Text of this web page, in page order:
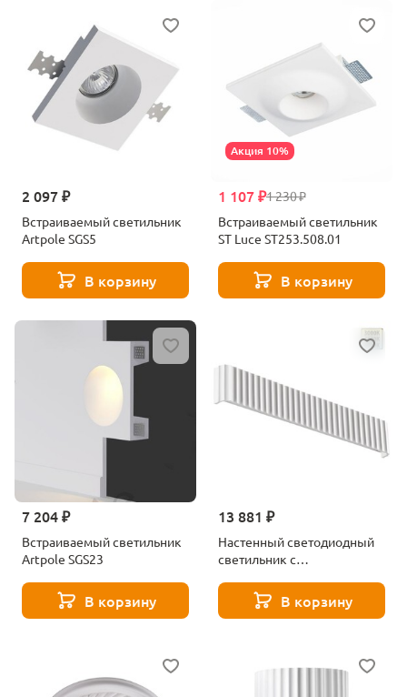
2 097 ₽
Встраиваемый светильник
Artpole SGS5
В корзину
Акция 10%
1 230 ₽
1 107 ₽
Встраиваемый светильник
ST Luce ST253.508.01
В корзину
7 204 ₽
Встраиваемый светильник
Artpole SGS23
В корзину
13 881 ₽
Настенный светодиодный
светильник с
цв.температуры Novotech
YESO 359403 белый
В корзину